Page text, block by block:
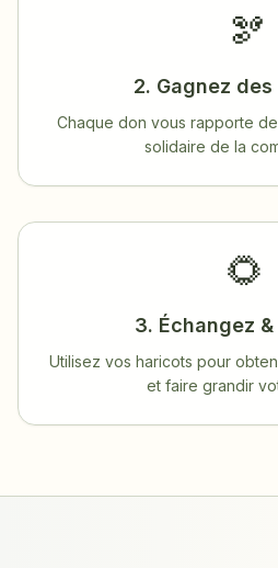
🫘
2. Gagnez
Chaque don vous rapporte
solidaire de la
🌻
3. Échangez
Utilisez vos haricots pour
et faire grandir